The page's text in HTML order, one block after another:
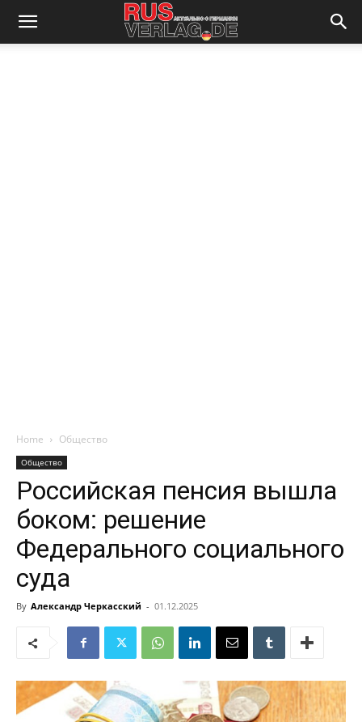
Home Общество
Общество
Российская пенсия вышла
боком: решение
Федерального социального
суда
By Александр Черкасский - 01.12.2025